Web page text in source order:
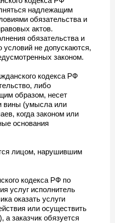
надлежащим
обязательства и
актов.
обязательства и
условий не допускаются,
законом.
кодекса РФ
либо
образом, несет
вины (умысла или
когда законом или
основания
лицом, нарушившим
кодекса РФ по
услуг исполнитель
оказать услуги
или осуществить
а заказчик обязуется